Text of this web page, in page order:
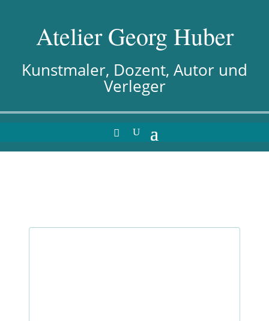
Atelier Georg Huber
Kunstmaler, Dozent, Autor und
Verleger